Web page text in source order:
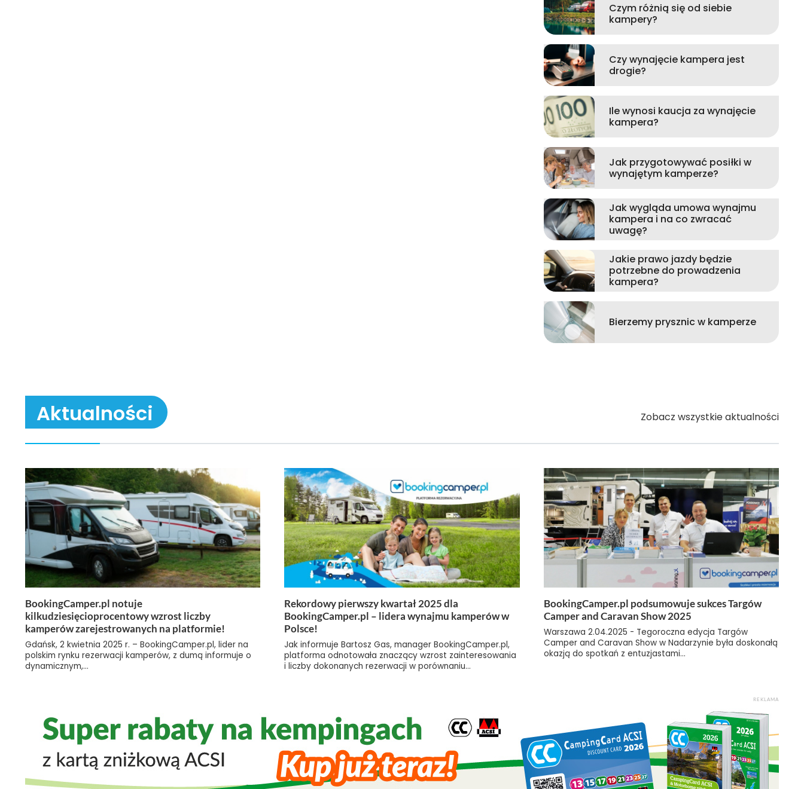
Czym różnią się od siebie
kampery?
Czy wynajęcie kampera jest
drogie?
Ile wynosi kaucja za wynajęcie
kampera?
Jak przygotowywać posiłki w
wynajętym kamperze?
Jak wygląda umowa wynajmu
kampera i na co zwracać
uwagę?
Jakie prawo jazdy będzie
potrzebne do prowadzenia
kampera?
Bierzemy prysznic w kamperze
Aktualności Zobacz wszystkie aktualności
BookingCamper.pl notuje
kilkudziesięcioprocentowy wzrost liczby
kamperów zarejestrowanych na platformie!
Gdańsk, 2 kwietnia 2025 r. – BookingCamper.pl, lider na
polskim rynku rezerwacji kamperów, z dumą informuje o
dynamicznym,...
Rekordowy pierwszy kwartał 2025 dla
BookingCamper.pl – lidera wynajmu kamperów w
Polsce!
Jak informuje Bartosz Gas, manager BookingCamper.pl,
platforma odnotowała znaczący wzrost zainteresowania
i liczby dokonanych rezerwacji w porównaniu...
BookingCamper.pl podsumowuje sukces Targów
Camper and Caravan Show 2025
Warszawa 2.04.2025 - Tegoroczna edycja Targów
Camper and Caravan Show w Nadarzynie była doskonałą
okazją do spotkań z entuzjastami...
REKLAMA